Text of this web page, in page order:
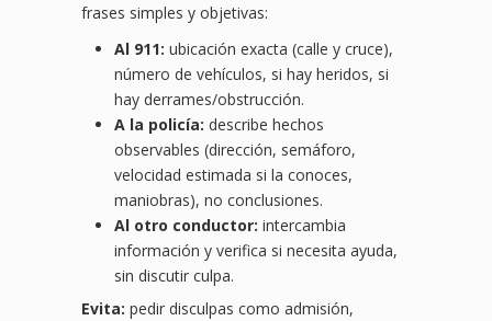
frases simples y objetivas:
Al 911: ubicación exacta (calle y cruce),
número de vehículos, si hay heridos, si
hay derrames/obstrucción.
A la policía: describe hechos
observables (dirección, semáforo,
velocidad estimada si la conoces,
maniobras), no conclusiones.
Al otro conductor: intercambia
información y verifica si necesita ayuda,
sin discutir culpa.
Evita: pedir disculpas como admisión,